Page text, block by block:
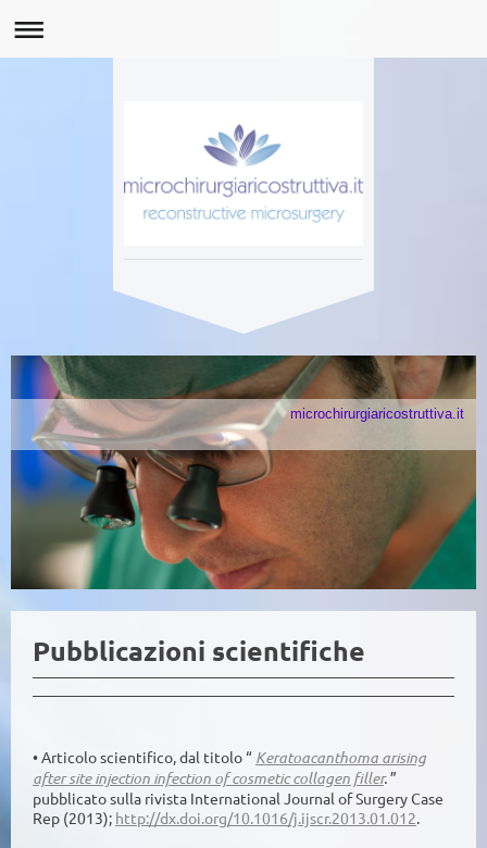
microchirurgiaricostruttiva.it
Pubblicazioni scientifiche
• Articolo scientifico, dal titolo “ Keratoacanthoma arising
after site injection infection of cosmetic collagen filler.”
pubblicato sulla rivista International Journal of Surgery Case
Rep (2013); http://dx.doi.org/10.1016/j.ijscr.2013.01.012.